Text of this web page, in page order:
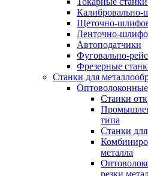
Калибровально-
Щеточно-
Ленточно-
Автоподатчики
Фуговально-
Фрезерные
Станки для
Станки
типа
Станки
металла
резки